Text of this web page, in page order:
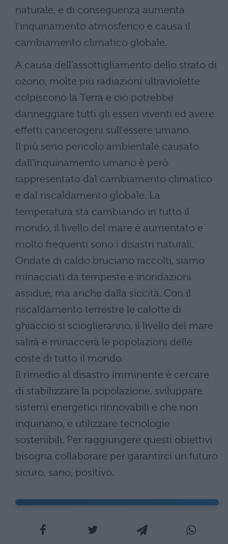
naturale, e di conseguenza aumenta
l’inquinamento atmosferico e causa il
cambiamento climatico globale.
A causa dell’assottigliamento dello strato di
ozono, molte più radiazioni ultraviolette
colpiscono la Terra e ciò potrebbe
danneggiare tutti gli esseri viventi ed avere
effetti cancerogeni sull’essere umano.
Il più serio pericolo ambientale causato
dall’inquinamento umano è però
rappresentato dal cambiamento climatico
e dal riscaldamento globale. La
temperatura sta cambiando in tutto il
mondo, il livello del mare è aumentato e
molto frequenti sono i disastri naturali.
Ondate di caldo bruciano raccolti, siamo
minacciati da tempeste e inondazioni
assidue, ma anche dalla siccità. Con il
riscaldamento terrestre le calotte di
ghiaccio si scioglieranno, il livello del mare
salirà e minaccerà le popolazioni delle
coste di tutto il mondo.
Il rimedio al disastro imminente è cercare
di stabilizzare la popolazione, sviluppare
sistemi energetici rinnovabili e che non
inquinano, e utilizzare tecnologie
sostenibili. Per raggiungere questi obiettivi
bisogna collaborare per garantirci un futuro
sicuro, sano, positivo.